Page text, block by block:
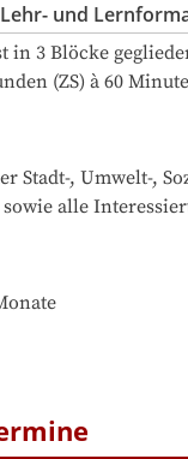
und
in 3 Blöcke
(ZS) à 60
Stadt-, Umwelt-,
alle